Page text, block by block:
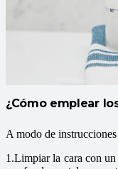
¿Cómo emplear
A modo de
1.Limpiar la cara con